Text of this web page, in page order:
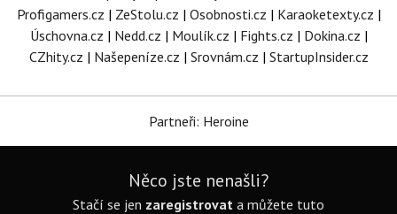
Profigamers.cz | ZeStolu.cz | Osobnosti.cz | Karaoketexty.cz |
Úschovna.cz | Nedd.cz | Moulík.cz | Fights.cz | Dokina.cz |
CZhity.cz | Našepeníze.cz | Srovnám.cz | StartupInsider.cz
Partneři: Heroine
Něco jste nenašli?
Stačí se jen zaregistrovat a můžete tuto